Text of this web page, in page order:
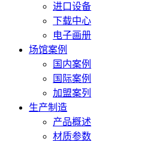
进口设备
下载中心
电子画册
场馆案例
国内案例
国际案例
加盟案列
生产制造
产品概述
材质参数